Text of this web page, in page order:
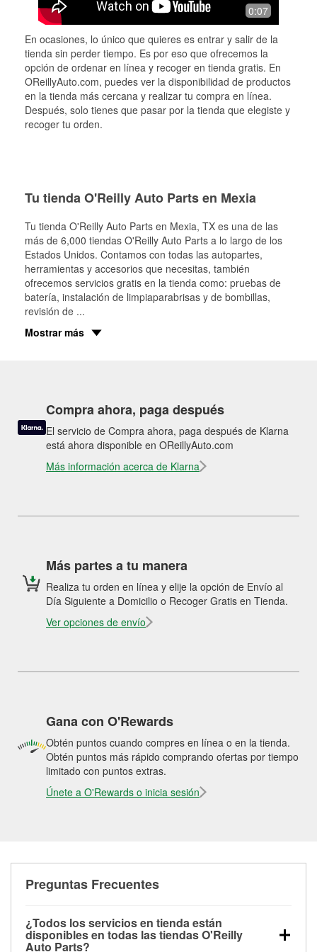
0:07
En ocasiones, lo único que quieres es entrar y salir de la
tienda sin perder tiempo. Es por eso que ofrecemos la
opción de ordenar en línea y recoger en tienda gratis. En
OReillyAuto.com, puedes ver la disponibilidad de productos
en la tienda más cercana y realizar tu compra en línea.
Después, solo tienes que pasar por la tienda que elegiste y
recoger tu orden.
Tu tienda O'Reilly Auto Parts en Mexia
Tu tienda O'Reilly Auto Parts en Mexia, TX es una de las
más de 6,000 tiendas O'Reilly Auto Parts a lo largo de los
Estados Unidos. Contamos con todas las autopartes,
herramientas y accesorios que necesitas, también
ofrecemos servicios gratis en la tienda como: pruebas de
batería, instalación de limpiaparabrisas y de bombillas,
revisión de ...
Mostrar más
Compra ahora, paga después
El servicio de Compra ahora, paga después de Klarna
está ahora disponible en OReillyAuto.com
Más información acerca de Klarna
Más partes a tu manera
Realiza tu orden en línea y elije la opción de Envío al
Día Siguiente a Domicilio o Recoger Gratis en Tienda.
Ver opciones de envío
Gana con O'Rewards
Obtén puntos cuando compres en línea o en la tienda.
Obtén puntos más rápido comprando ofertas por tiempo
limitado con puntos extras.
Únete a O'Rewards o inicia sesión
Preguntas Frecuentes
¿Todos los servicios en tienda están
disponibles en todas las tiendas O'Reilly
Auto Parts?